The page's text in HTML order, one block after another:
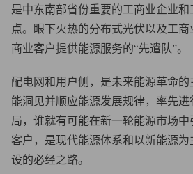
是中东南部省份重要的工商业企业
点。眼下火热的分布式光伏以及工
商业客户提供能源服务的“先遣队”。
配电网和用户侧，是未来能源革命
能洞见并顺应能源发展规律，率先
局，谁就有可能在新一轮能源市场
客户，是现代能源体系和以新能源
设的必经之路。